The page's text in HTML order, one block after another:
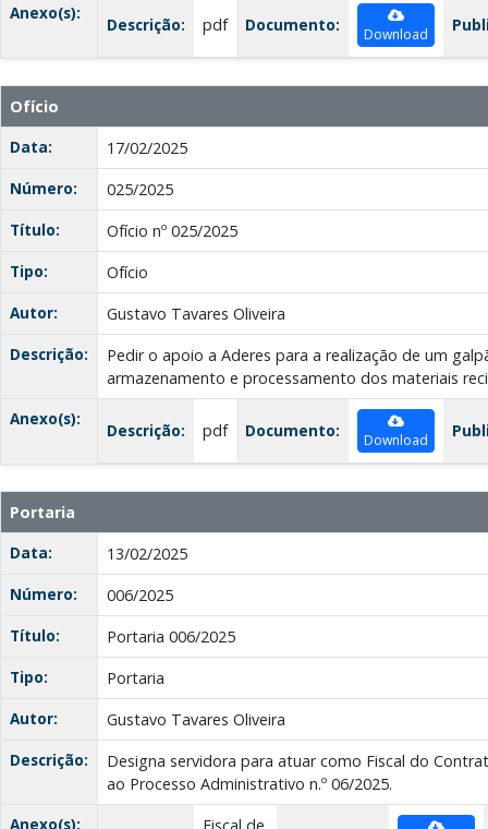
Anexo(s):
Descrição: pdf Documento: Download
Ofício
Data:
17/02/2025
Número:
025/2025
Título:
Ofício nº 025/2025
Tipo:
Ofício
Autor:
Gustavo Tavares Oliveira
Descrição:
Pedir o apoio a Aderes para a realização de um
armazenamento e processamento dos materiais
Anexo(s):
Descrição: pdf Documento: Download
Portaria
Data:
13/02/2025
Número:
006/2025
Título:
Portaria 006/2025
Tipo:
Portaria
Autor:
Gustavo Tavares Oliveira
Descrição:
Designa servidora para atuar como Fiscal do
ao Processo Administrativo n.º 06/2025.
Anexo(s):